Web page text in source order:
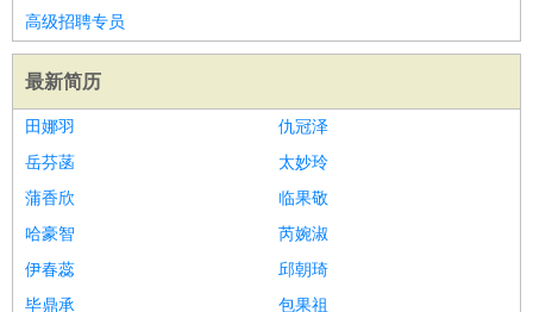
高级招聘专员
最新简历
田娜羽
仇冠泽
岳芬菡
太妙玲
蒲香欣
临果敬
哈豪智
芮婉淑
伊春蕊
邱朝琦
毕鼎承
包果祖